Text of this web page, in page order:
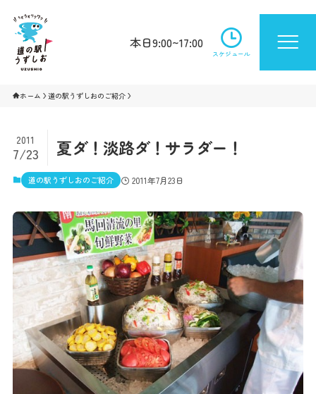
本日9:00~17:00
スケジュール
ホーム 道の駅うずしおのご紹介
夏ダ！淡路ダ！サラダー！
2011
7/23
道の駅うずしおのご紹介 2011年7月23日